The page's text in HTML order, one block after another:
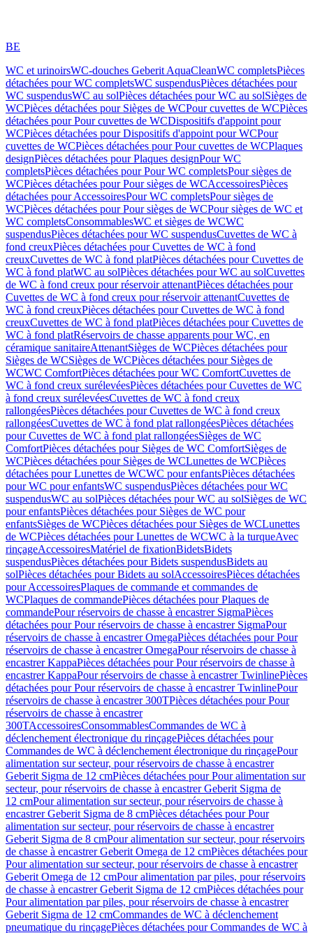
BE
WC et urinoirsWC-douches Geberit AquaCleanWC completsPièces
détachées pour WC completsWC suspendusPièces détachées pour
WC suspendusWC au solPièces détachées pour WC au solSièges de
WCPièces détachées pour Sièges de WCPour cuvettes de WCPièces
détachées pour Pour cuvettes de WCDispositifs d'appoint pour
WCPièces détachées pour Dispositifs d'appoint pour WCPour
cuvettes de WCPièces détachées pour Pour cuvettes de WCPlaques
designPièces détachées pour Plaques designPour WC
completsPièces détachées pour Pour WC completsPour sièges de
WCPièces détachées pour Pour sièges de WCAccessoiresPièces
détachées pour AccessoiresPour WC completsPour sièges de
WCPièces détachées pour Pour sièges de WCPour sièges de WC et
WC completsConsommablesWC et sièges de WCWC
suspendusPièces détachées pour WC suspendusCuvettes de WC à
fond creuxPièces détachées pour Cuvettes de WC à fond
creuxCuvettes de WC à fond platPièces détachées pour Cuvettes de
WC à fond platWC au solPièces détachées pour WC au solCuvettes
de WC à fond creux pour réservoir attenantPièces détachées pour
Cuvettes de WC à fond creux pour réservoir attenantCuvettes de
WC à fond creuxPièces détachées pour Cuvettes de WC à fond
creuxCuvettes de WC à fond platPièces détachées pour Cuvettes de
WC à fond platRéservoirs de chasse apparents pour WC, en
céramique sanitaireAttenantSièges de WCPièces détachées pour
Sièges de WCSièges de WCPièces détachées pour Sièges de
WCWC ComfortPièces détachées pour WC ComfortCuvettes de
WC à fond creux surélevéesPièces détachées pour Cuvettes de WC
à fond creux surélevéesCuvettes de WC à fond creux
rallongéesPièces détachées pour Cuvettes de WC à fond creux
rallongéesCuvettes de WC à fond plat rallongéesPièces détachées
pour Cuvettes de WC à fond plat rallongéesSièges de WC
ComfortPièces détachées pour Sièges de WC ComfortSièges de
WCPièces détachées pour Sièges de WCLunettes de WCPièces
détachées pour Lunettes de WCWC pour enfantsPièces détachées
pour WC pour enfantsWC suspendusPièces détachées pour WC
suspendusWC au solPièces détachées pour WC au solSièges de WC
pour enfantsPièces détachées pour Sièges de WC pour
enfantsSièges de WCPièces détachées pour Sièges de WCLunettes
de WCPièces détachées pour Lunettes de WCWC à la turqueAvec
rinçageAccessoiresMatériel de fixationBidetsBidets
suspendusPièces détachées pour Bidets suspendusBidets au
solPièces détachées pour Bidets au solAccessoiresPièces détachées
pour AccessoiresPlaques de commande et commandes de
WCPlaques de commandePièces détachées pour Plaques de
commandePour réservoirs de chasse à encastrer SigmaPièces
détachées pour Pour réservoirs de chasse à encastrer SigmaPour
réservoirs de chasse à encastrer OmegaPièces détachées pour Pour
réservoirs de chasse à encastrer OmegaPour réservoirs de chasse à
encastrer KappaPièces détachées pour Pour réservoirs de chasse à
encastrer KappaPour réservoirs de chasse à encastrer TwinlinePièces
détachées pour Pour réservoirs de chasse à encastrer TwinlinePour
réservoirs de chasse à encastrer 300TPièces détachées pour Pour
réservoirs de chasse à encastrer
300TAccessoiresConsommablesCommandes de WC à
déclenchement électronique du rinçagePièces détachées pour
Commandes de WC à déclenchement électronique du rinçagePour
alimentation sur secteur, pour réservoirs de chasse à encastrer
Geberit Sigma de 12 cmPièces détachées pour Pour alimentation sur
secteur, pour réservoirs de chasse à encastrer Geberit Sigma de
12 cmPour alimentation sur secteur, pour réservoirs de chasse à
encastrer Geberit Sigma de 8 cmPièces détachées pour Pour
alimentation sur secteur, pour réservoirs de chasse à encastrer
Geberit Sigma de 8 cmPour alimentation sur secteur, pour réservoirs
de chasse à encastrer Geberit Omega de 12 cmPièces détachées pour
Pour alimentation sur secteur, pour réservoirs de chasse à encastrer
Geberit Omega de 12 cmPour alimentation par piles, pour réservoirs
de chasse à encastrer Geberit Sigma de 12 cmPièces détachées pour
Pour alimentation par piles, pour réservoirs de chasse à encastrer
Geberit Sigma de 12 cmCommandes de WC à déclenchement
pneumatique du rinçagePièces détachées pour Commandes de WC à